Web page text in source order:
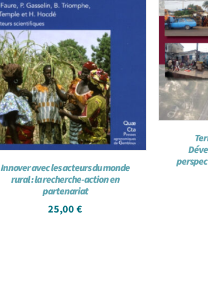
Innover avec les acteurs du monde
rural : la recherche-action en
partenariat
25,00€